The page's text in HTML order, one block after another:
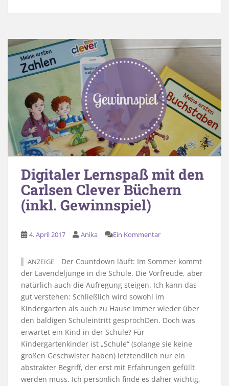
Digitaler Lernspaß mit den
Carlsen Clever Büchern
(inkl. Gewinnspiel)
4. April 2017 Anika Ein Kommentar
ANZEIGE
Der Countdown läuft: Im Sommer kommt
der Lavendeljunge in die Schule. Die Vorfreude, aber
natürlich auch die Aufregung steigen. Ich kann das
gut verstehen: Schließlich wird sowohl im
Kindergarten als auch zu Hause immer wieder über
den baldigen Schuleintritt gesprochDen. Doch was
erwartet ein Kind in der Schule? Für
Kindergartenkinder ist „Schule“ (solange sie keine
großen Geschwister haben) letztendlich nur ein
abstrakter Begriff, der erst mit Erfahrungen gefüllt
werden muss. Ich persönlich finde es daher wichtig,